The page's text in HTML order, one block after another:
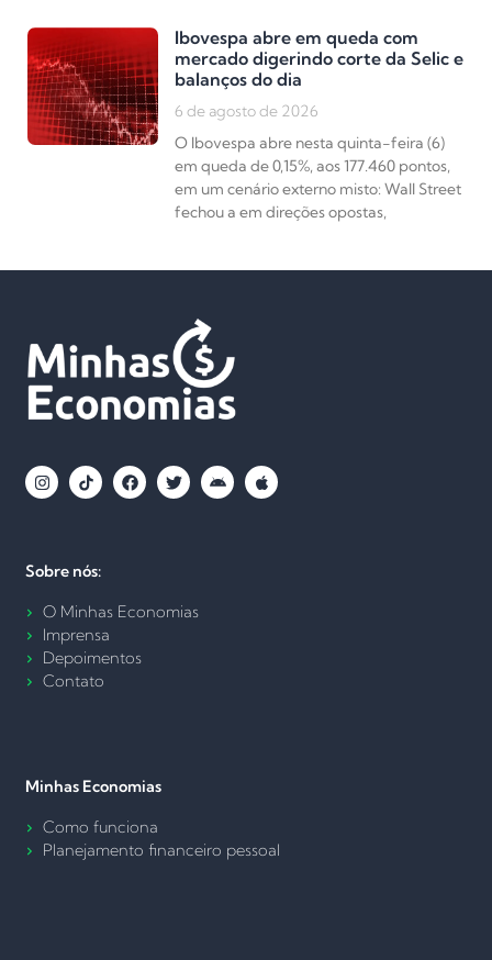
Ibovespa abre em queda com
mercado digerindo corte da Selic e
balanços do dia
6 de agosto de 2026
O Ibovespa abre nesta quinta-feira (6)
em queda de 0,15%, aos 177.460 pontos,
em um cenário externo misto: Wall Street
fechou a em direções opostas,
Sobre nós:
O Minhas Economias
Imprensa
Depoimentos
Contato
Minhas Economias
Como funciona
Planejamento financeiro pessoal